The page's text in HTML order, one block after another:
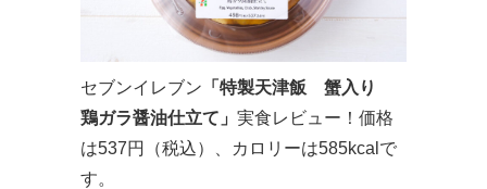
セブンイレブン 「特製天津飯 蟹入り
鶏ガラ醤油仕立て」 実食レビュー！価格
は537円（税込）、カロリーは585kcalで
す。